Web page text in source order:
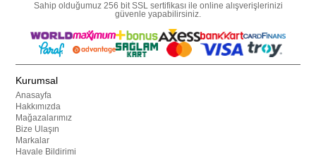
Sahip olduğumuz 256 bit SSL sertifikası ile online alışverişlerinizi
güvenle yapabilirsiniz.
Kurumsal
Anasayfa
Hakkımızda
Mağazalarımız
Bize Ulaşın
Markalar
Havale Bildirimi